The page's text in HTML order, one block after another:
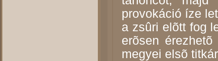
provokáció íze
a zsûri elõtt fog
erõsen
megyei elsõ